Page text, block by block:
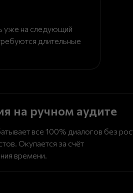
уже на следующий
длительные
на ручном аудите
все 100% диалогов без
Окупается за счёт
времени.